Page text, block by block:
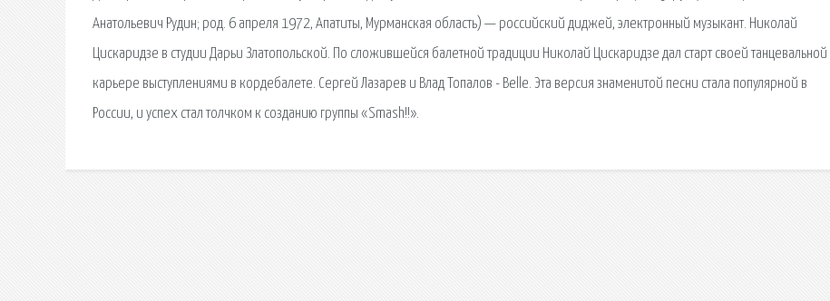
Анатольевич Рудин; род. 6 апреля 1972, Апатиты, Мурманская область) — российский диджей, электронный музыкант. Николай
Цискаридзе в студии Дарьи Златопольской. По сложившейся балетной традиции Николай Цискаридзе дал старт своей танцевальной
карьере выступлениями в кордебалете. Сергей Лазарев и Влад Топалов - Belle. Эта версия знаменитой песни стала популярной в
России, и успех стал толчком к созданию группы «Smash!!».